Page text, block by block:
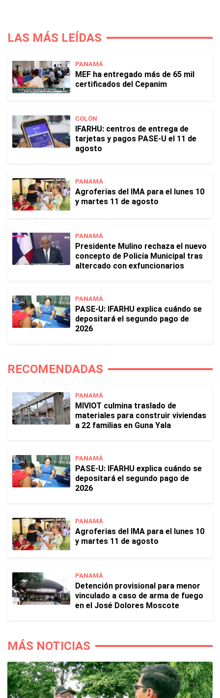
LAS MÁS LEÍDAS
PANAMÁ
MEF ha entregado más de 65 mil
certificados del Cepanim
COLÓN
IFARHU: centros de entrega de
tarjetas y pagos PASE-U el 11 de
agosto
PANAMÁ
Agroferias del IMA para el lunes 10
y martes 11 de agosto
PANAMÁ
Presidente Mulino rechaza el nuevo
concepto de Policía Municipal tras
altercado con exfuncionarios
PANAMÁ
PASE-U: IFARHU explica cuándo se
depositará el segundo pago de
2026
RECOMENDADAS
PANAMÁ
MIVIOT culmina traslado de
materiales para construir viviendas
a 22 familias en Guna Yala
PANAMÁ
PASE-U: IFARHU explica cuándo se
depositará el segundo pago de
2026
PANAMÁ
Agroferias del IMA para el lunes 10
y martes 11 de agosto
PANAMÁ
Detención provisional para menor
vinculado a caso de arma de fuego
en el José Dolores Moscote
MÁS NOTICIAS